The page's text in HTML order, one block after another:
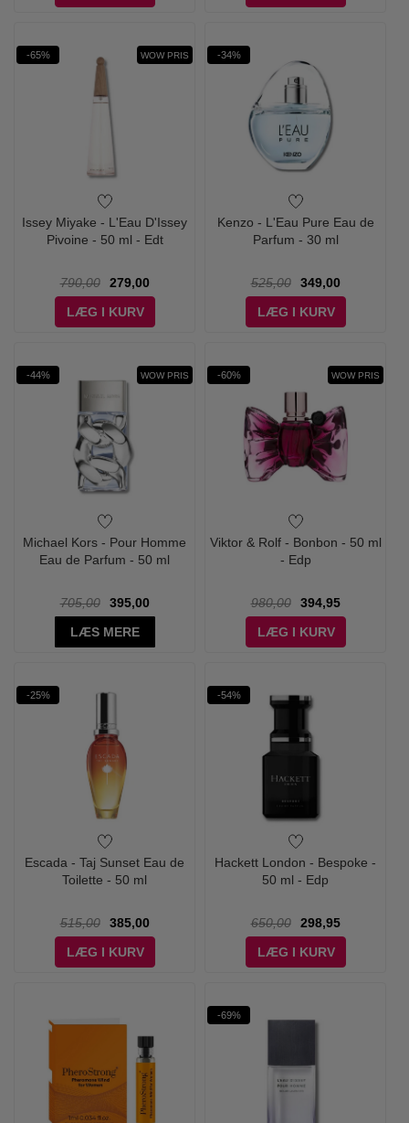
-65% WOW PRIS
Issey Miyake - L'Eau D'Issey
Pivoine - 50 ml - Edt
790,00
279,00
LÆG I KURV
-34%
Kenzo - L'Eau Pure Eau de
Parfum - 30 ml
525,00
349,00
LÆG I KURV
-44% WOW PRIS
Michael Kors - Pour Homme
Eau de Parfum - 50 ml
705,00
395,00
LÆS MERE
-60% WOW PRIS
Viktor & Rolf - Bonbon - 50 ml
- Edp
980,00
394,95
LÆG I KURV
-25%
Escada - Taj Sunset Eau de
Toilette - 50 ml
515,00
385,00
LÆG I KURV
-54%
Hackett London - Bespoke -
50 ml - Edp
650,00
298,95
LÆG I KURV
-69%